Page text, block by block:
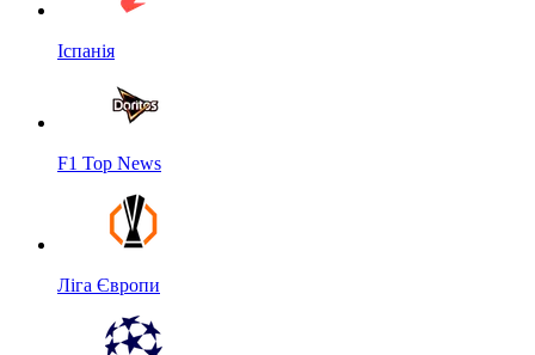
Іспанія
F1 Top News
Ліга Європи